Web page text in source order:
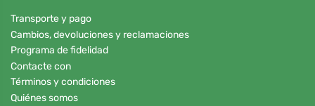
Transporte y pago
Cambios, devoluciones y reclamaciones
Programa de fidelidad
Contacte con
Términos y condiciones
Quiénes somos